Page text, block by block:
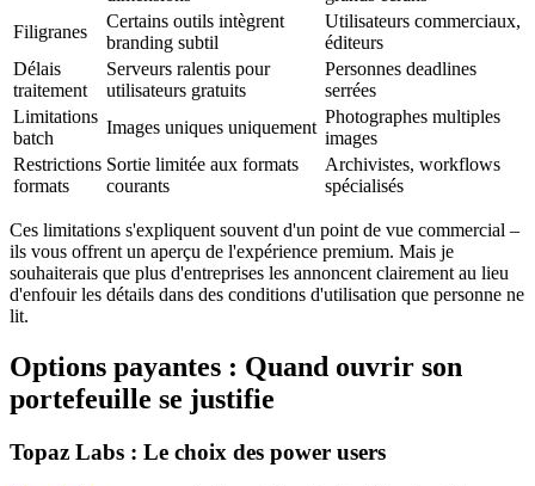
Filigranes
Certains outils intègrent
branding subtil
Utilisateurs commerciaux,
éditeurs
Délais
traitement
Serveurs ralentis pour
utilisateurs gratuits
Personnes deadlines
serrées
Limitations
batch
Images uniques uniquement
Photographes multiples
images
Restrictions
formats
Sortie limitée aux formats
courants
Archivistes, workflows
spécialisés
Ces limitations s'expliquent souvent d'un point de vue commercial –
ils vous offrent un aperçu de l'expérience premium. Mais je
souhaiterais que plus d'entreprises les annoncent clairement au lieu
d'enfouir les détails dans des conditions d'utilisation que personne ne
lit.
Options payantes : Quand ouvrir son
portefeuille se justifie
Topaz Labs : Le choix des power users